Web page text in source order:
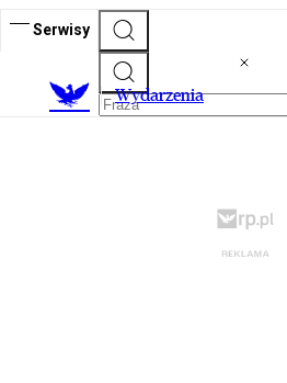
Serwisy
Wydarzenia